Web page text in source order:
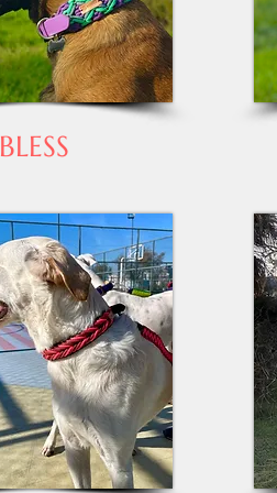
BLESS